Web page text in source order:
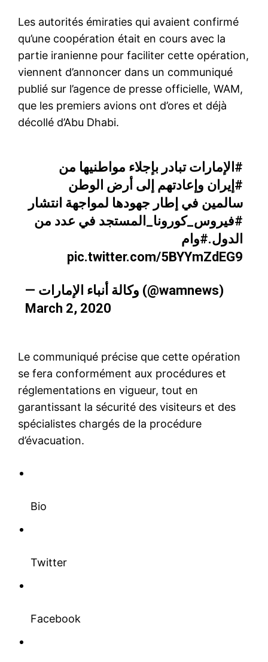
Les autorités émiraties qui avaient confirmé
qu’une coopération était en cours avec la
partie iranienne pour faciliter cette opération,
viennent d’annoncer dans un communiqué
publié sur l’agence de presse officielle, WAM,
que les premiers avions ont d’ores et déjà
décollé d’Abu Dhabi.
#الإمارات تبادر بإجلاء مواطنيها من
#إيران وإعادتهم إلى أرض الوطن
سالمين في إطار جهودها لمواجهة انتشار
#فيروس_كورونا_المستجد في عدد من
الدول.#وام
pic.twitter.com/5BYYmZdEG9
— وكالة أنباء الإمارات (@wamnews)
March 2, 2020
Le communiqué précise que cette opération
se fera conformément aux procédures et
réglementations en vigueur, tout en
garantissant la sécurité des visiteurs et des
spécialistes chargés de la procédure
d’évacuation.
Bio
Twitter
Facebook